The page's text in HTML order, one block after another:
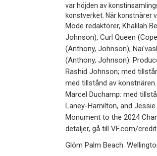
var höjden av
konstverket. När konstnärer
Mode redaktörer, Khalilah
Johnson), Curl Queen
(Anthony, Johnson),
(Anthony, Johnson).
Rashid Johnson; med
med tillstånd av
Marcel Duchamp: med
Laney-Hamilton, and
Monument to the 2024
detaljer, gå till VF.com/
Glöm Palm Beach.